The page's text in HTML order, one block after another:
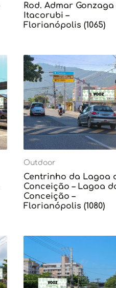
Rod. Admar Gonzaga
Itacorubi –
Florianópolis (1065)
Outdoor
Centrinho da Lagoa
Conceição – Lagoa
Conceição –
Florianópolis (1080)